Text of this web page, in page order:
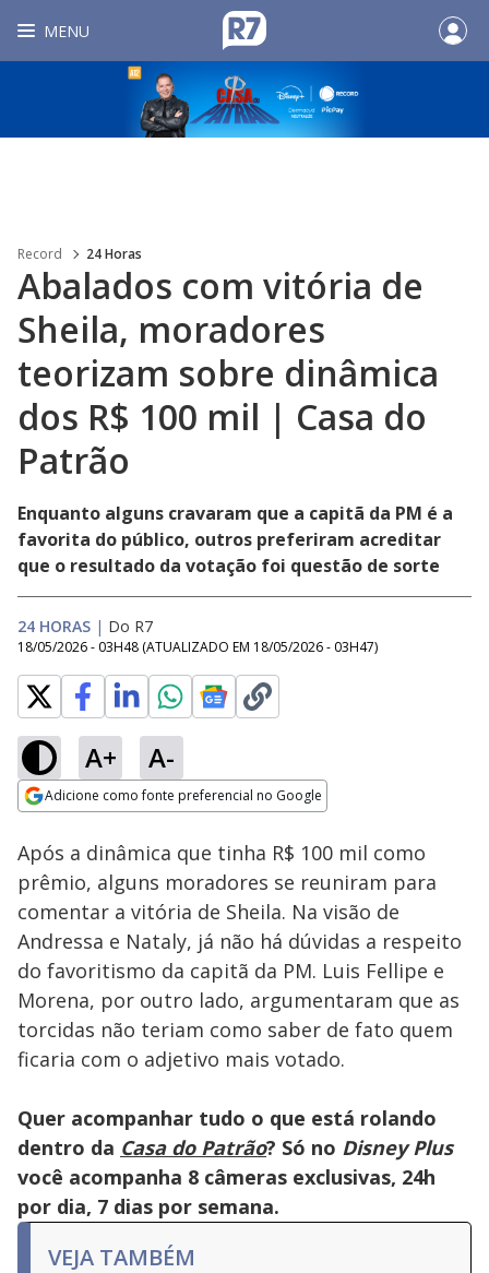
MENU
Record 24 Horas
Abalados com vitória de
Sheila, moradores
teorizam sobre dinâmica
dos R$ 100 mil | Casa do
Patrão
Enquanto alguns cravaram que a capitã da PM é a
favorita do público, outros preferiram acreditar
que o resultado da votação foi questão de sorte
24 HORAS | Do R7
18/05/2026 - 03H48 (ATUALIZADO EM 18/05/2026 - 03H47)
A+ A-
Adicione como fonte preferencial no Google
Ativar
Loaded
23.96%
Após a dinâmica que tinha R$ 100 mil como
prêmio, alguns moradores se reuniram para
comentar a vitória de Sheila. Na visão de
Andressa e Nataly, já não há dúvidas a respeito
do favoritismo da capitã da PM. Luis Fellipe e
Morena, por outro lado, argumentaram que as
torcidas não teriam como saber de fato quem
ficaria com o adjetivo mais votado.
Quer acompanhar tudo o que está rolando
dentro da Casa do Patrão? Só no Disney Plus
você acompanha 8 câmeras exclusivas, 24h
por dia, 7 dias por semana.
VEJA TAMBÉM